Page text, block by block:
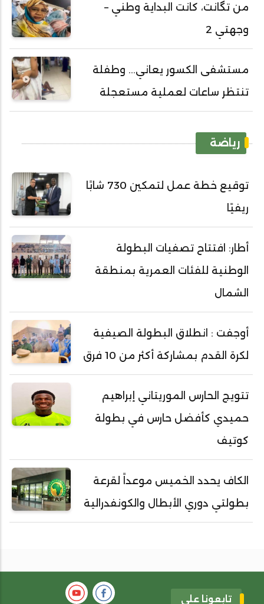
من تگانت، كانت البداية وطني –
وجهتي 2
مستشفى الكسور يعاني... وطفلة
تنتظر ساعات لعملية مستعجلة
رياضة
توقيع خطة عمل لتمكين 730 شابًا
ريفيًا
أطار: افتتاح تصفيات البطولة
الوطنية للفئات العمرية بمنطقة
الشمال
أوجفت : انطلاق البطولة الصيفية
لكرة القدم بمشاركة أكثر من 10 فرق
تتويج الحارس الموريتاني إبراهيم
حميدي كأفضل حارس في بطولة
كوتيف
الكاف يحدد الخميس موعداً لقرعة
بطولتي دوري الأبطال والكونفدرالية
تابعونا على